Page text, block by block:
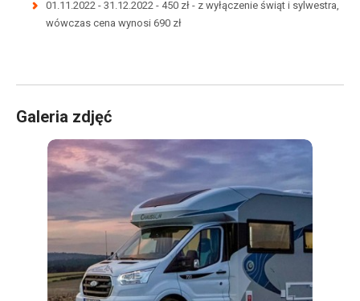
01.11.2022 - 31.12.2022 - 450 zł - z wyłączenie świąt i sylwestra,
wówczas cena wynosi 690 zł
Galeria zdjęć